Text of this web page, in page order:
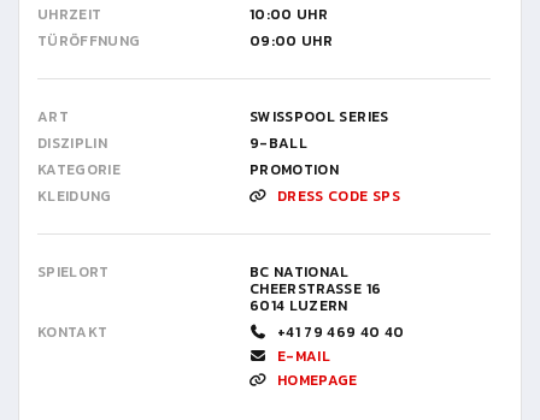
UHRZEIT
10:00 UHR
TÜRÖFFNUNG
09:00 UHR
ART
SWISSPOOL SERIES
DISZIPLIN
9-BALL
KATEGORIE
PROMOTION
KLEIDUNG
DRESS CODE SPS
SPIELORT BC NATIONAL
CHEERSTRASSE 16
6014 LUZERN
KONTAKT
+41 79 469 40 40
E-MAIL
HOMEPAGE